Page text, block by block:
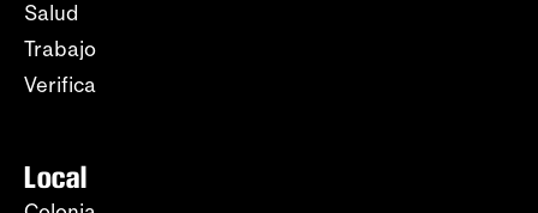
Salud
Trabajo
Verifica
Local